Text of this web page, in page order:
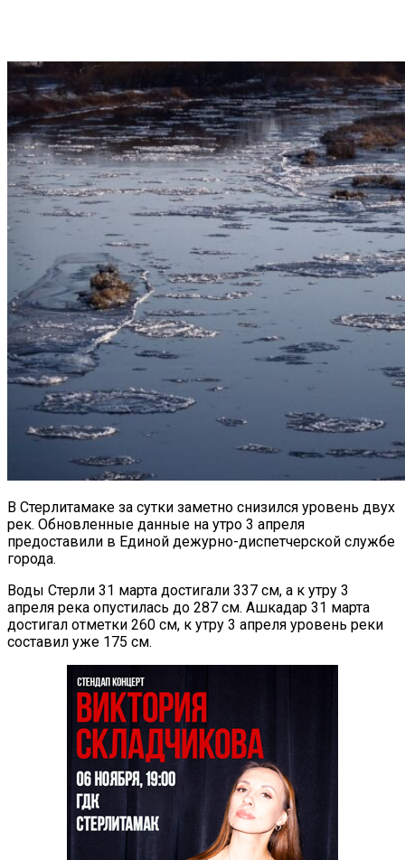
В Стерлитамаке за сутки заметно снизился уровень двух
рек. Обновленные данные на утро 3 апреля
предоставили в Единой дежурно-диспетчерской службе
города.
Воды Стерли 31 марта достигали 337 см, а к утру 3
апреля река опустилась до 287 см. Ашкадар 31 марта
достигал отметки 260 см, к утру 3 апреля уровень реки
составил уже 175 см.